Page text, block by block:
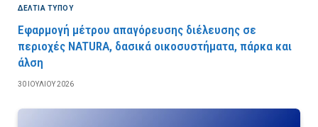
ΔΕΛΤΙΑ ΤΥΠΟΥ
Εφαρμογή μέτρου απαγόρευσης διέλευσης σε
περιοχές NATURA, δασικά οικοσυστήματα, πάρκα και
άλση
30 ΙΟΥΛΊΟΥ 2026